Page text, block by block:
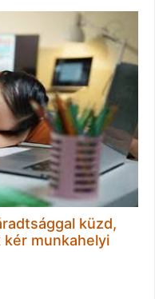
küzd,
kér munkahelyi